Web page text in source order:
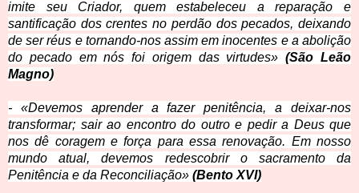
imite seu Criador, quem estabeleceu a reparação e
santificação dos crentes no perdão dos pecados, deixando
de ser réus e tornando-nos assim em inocentes e a abolição
do pecado em nós foi origem das virtudes»(São Leão
Magno)
- «Devemos aprender a fazer penitência, a deixar-nos
transformar; sair ao encontro do outro e pedir a Deus que
nos dê coragem e força para essa renovação. Em nosso
mundo atual, devemos redescobrir o sacramento da
Penitência e da Reconciliação» (Bento XVI)